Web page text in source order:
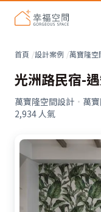
首頁 設計案例 萬寶隆空
光洲路民宿-
萬寶隆空間設計 · 萬
2,934人氣